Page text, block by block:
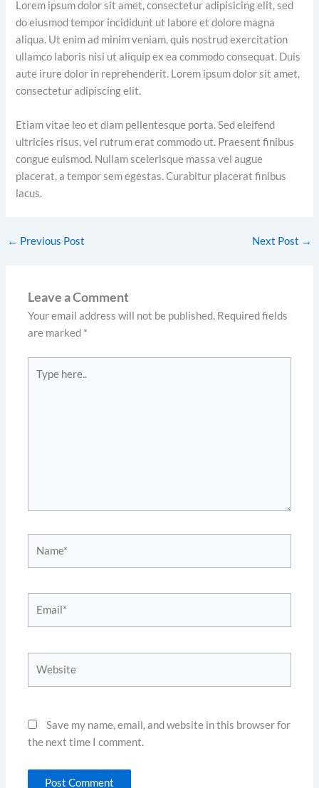
Lorem ipsum dolor sit amet, consectetur adipisicing elit, sed
do eiusmod tempor incididunt ut labore et dolore magna
aliqua. Ut enim ad minim veniam, quis nostrud exercitation
ullamco laboris nisi ut aliquip ex ea commodo consequat. Duis
aute irure dolor in reprehenderit. Lorem ipsum dolor sit amet,
consectetur adipiscing elit.
Etiam vitae leo et diam pellentesque porta. Sed eleifend
ultricies risus, vel rutrum erat commodo ut. Praesent finibus
congue euismod. Nullam scelerisque massa vel augue
placerat, a tempor sem egestas. Curabitur placerat finibus
lacus.
← Previous Post Next Post →
Leave a Comment
Your email address will not be published. Required fields
are marked *
here..
Save my name, email, and website in this browser for
the next time I comment.